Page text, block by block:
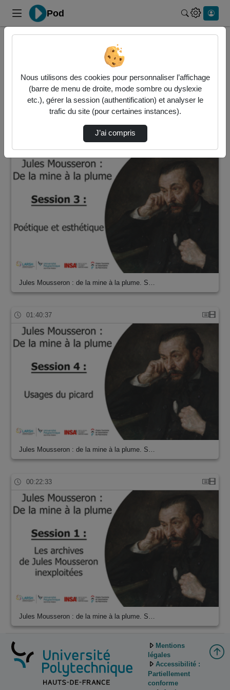
Pod
3 vidéos trouvées
Audio Vidéo Statistiques de vues
Direction de tri
01:31:29
Jules Mousseron : de la mine à la plume. S…
01:40:37
Jules Mousseron : de la mine à la plume. S…
00:22:33
Jules Mousseron : de la mine à la plume. S…
Mentions
légales
Accessibilité :
Partiellement
conforme
Nous utilisons des cookies pour personnaliser l’affichage
(barre de menu de droite, mode sombre ou dyslexie
etc.), gérer la session (authentification) et analyser le
trafic du site (pour certaines instances).
J’ai compris